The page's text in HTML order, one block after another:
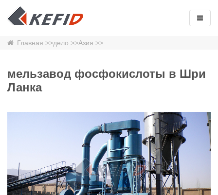
Главная >>дело >>Азия >>
мельзавод фосфокислоты в Шри
Ланка